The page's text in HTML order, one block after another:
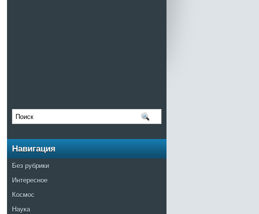
Навигация
Без рубрики
Интересное
Космос
Наука